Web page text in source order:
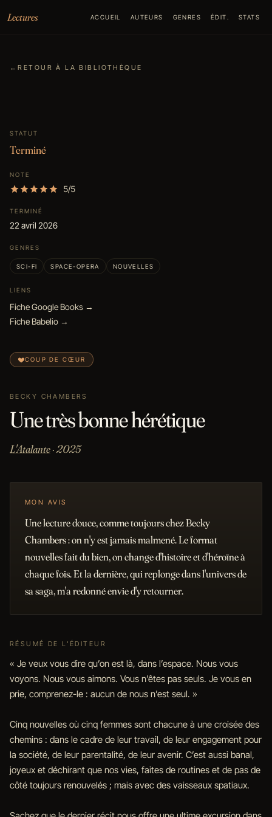
Lectures
ACCUEIL AUTEURS GENRES ÉDIT. STATS
←RETOUR À LA BIBLIOTHÈQUE
STATUT
Terminé
NOTE
5/5
TERMINÉ
22 avril 2026
GENRES
SCI-FI SPACE-OPERA NOUVELLES
LIENS
Fiche Google Books →
Fiche Babelio →
COUP DE CŒUR
BECKY CHAMBERS
Une très bonne hérétique
L'Atalante· 2025
MON AVIS
Une lecture douce, comme toujours chez Becky
Chambers : on n'y est jamais malmené. Le format
nouvelles fait du bien, on change d'histoire et d'héroïne à
chaque fois. Et la dernière, qui replonge dans l'univers de
sa saga, m'a redonné envie d'y retourner.
RÉSUMÉ DE L'ÉDITEUR
« Je veux vous dire qu’on est là, dans l’espace. Nous vous
voyons. Nous vous aimons. Vous n’êtes pas seuls. Je vous en
prie, comprenez-le : aucun de nous n’est seul. »
Cinq nouvelles où cinq femmes sont chacune à une croisée des
chemins : dans le cadre de leur travail, de leur engagement pour
la société, de leur parentalité, de leur avenir. C’est aussi banal,
joyeux et déchirant que nos vies, faites de routines et de pas de
côté toujours renouvelés ; mais avec des vaisseaux spatiaux.